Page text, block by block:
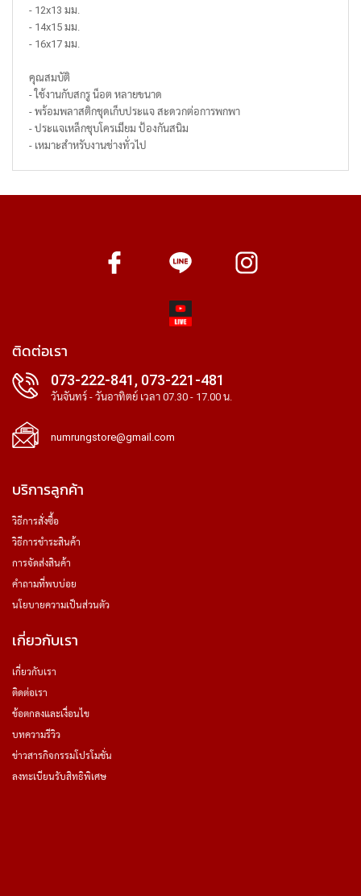
- 12x13 มม.
- 14x15 มม.
- 16x17 มม.
คุณสมบัติ
- ใช้งานกับสกรู น็อต หลายขนาด
- พร้อมพลาสติกชุดเก็บประแจ สะดวกต่อการพกพา
- ประแจเหล็กชุบโครเมียม ป้องกันสนิม
- เหมาะสำหรับงานช่างทั่วไป
ติดต่อเรา
073-222-841, 073-221-481
วันจันทร์ - วันอาทิตย์ เวลา 07.30 - 17.00 น.
numrungstore@gmail.com
บริการลูกค้า
วิธีการสั่งซื้อ
วิธีการชำระสินค้า
การจัดส่งสินค้า
คำถามที่พบบ่อย
นโยบายความเป็นส่วนตัว
เกี่ยวกับเรา
เกี่ยวกับเรา
ติดต่อเรา
ข้อตกลงและเงื่อนไข
บทความรีวิว
ข่าวสารกิจกรรมโปรโมชั่น
ลงทะเบียนรับสิทธิพิเศษ